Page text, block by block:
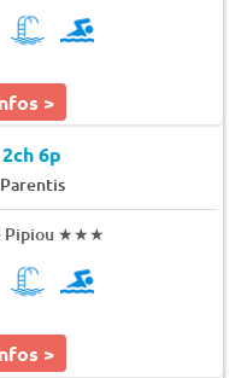
>
6p
Parentis
Pipiou ★★★
>